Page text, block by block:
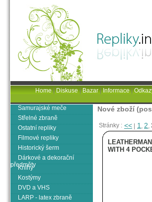
Nové zboží
Stránky : << 1 , 2,
WITH 4
Samurajské meče
Střelné zbraně
Ostatní repliky
Filmové repliky
Historický šerm
Dárkové a dekorační
předměty
Knihy
Kostýmy
DVD a VHS
LARP - latex zbraně
Home|Diskuse|Bazar|Informace|